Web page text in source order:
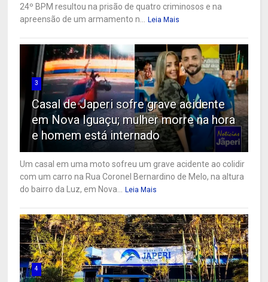
24º BPM resultou na prisão de quatro criminosos e na
apreensão de um armamento n...
Leia Mais
3
Casal de Japeri sofre grave acidente
em Nova Iguaçu; mulher morre na hora
e homem está internado
Um casal em uma moto sofreu um grave acidente ao colidir
com um carro na Rua Coronel Bernardino de Melo, na altura
do bairro da Luz, em Nova...
Leia Mais
4